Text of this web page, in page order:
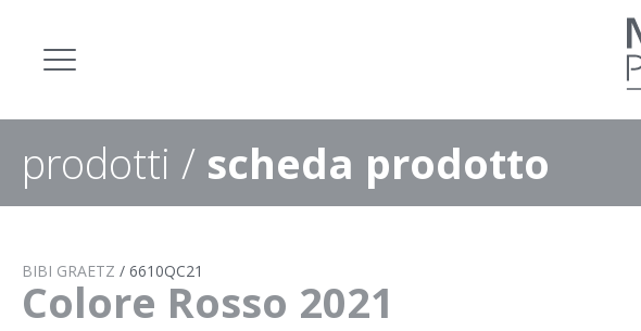
prodotti / scheda prodotto
BIBI GRAETZ / 6610QC21
Colore Rosso 2021